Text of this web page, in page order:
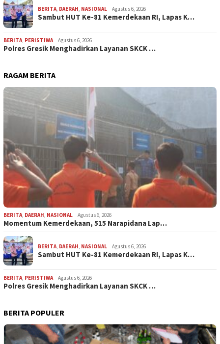
BERITA, DAERAH, NASIONAL Agustus 6, 2026
Sambut HUT Ke-81 Kemerdekaan RI, Lapas K…
BERITA, PERISTIWA Agustus 6, 2026
Polres Gresik Menghadirkan Layanan SKCK …
RAGAM BERITA
BERITA, DAERAH, NASIONAL Agustus 6, 2026
Momentum Kemerdekaan, 515 Narapidana Lap…
BERITA, DAERAH, NASIONAL Agustus 6, 2026
Sambut HUT Ke-81 Kemerdekaan RI, Lapas K…
BERITA, PERISTIWA Agustus 6, 2026
Polres Gresik Menghadirkan Layanan SKCK …
BERITA POPULER